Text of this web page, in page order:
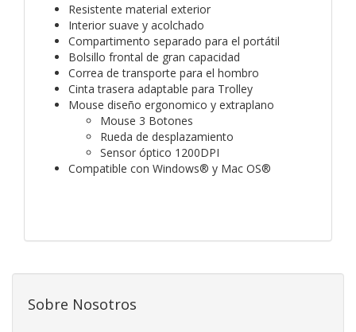
Resistente material exterior
Interior suave y acolchado
Compartimento separado para el portátil
Bolsillo frontal de gran capacidad
Correa de transporte para el hombro
Cinta trasera adaptable para Trolley
Mouse diseño ergonomico y extraplano
Mouse 3 Botones
Rueda de desplazamiento
Sensor óptico 1200DPI
Compatible con Windows® y Mac OS®
Sobre Nosotros